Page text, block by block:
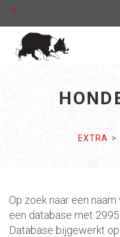
EXTRA
Op zoek naar een
een database met
Database bijgewerkt